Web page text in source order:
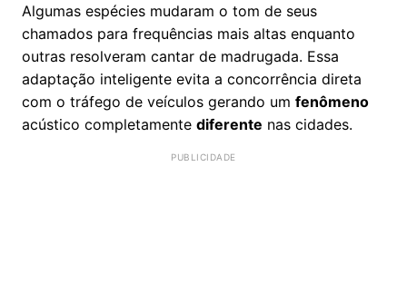
Algumas espécies mudaram o tom de seus
chamados para frequências mais altas enquanto
outras resolveram cantar de madrugada. Essa
adaptação inteligente evita a concorrência direta
com o tráfego de veículos gerando um fenômeno
acústico completamente diferente nas cidades.